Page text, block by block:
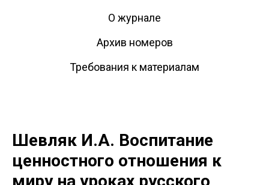
О журнале
Архив номеров
Требования к материалам
Шевляк И.А. Воспитание
ценностного отношения к